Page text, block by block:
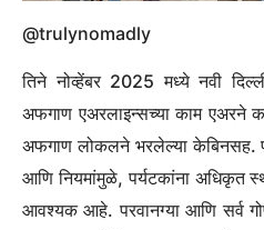
@trulynomadly
तिने नोव्हेंबर 2025 मध्ये नवी
अफगाण एअरलाइन्सच्या काम एअरने
अफगाण लोकलने भरलेल्या केबिनसह.
आणि नियमांमुळे, पर्यटकांना अधिकृत
आवश्यक आहे.परवानग्या आणि सर्व